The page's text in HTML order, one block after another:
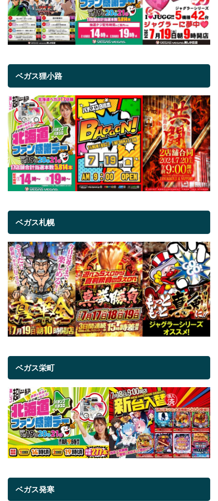
ベガス狸小路
ベガス札幌
ベガス栄町
ベガス発寒